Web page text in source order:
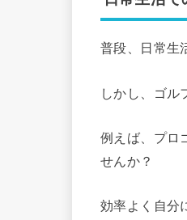
普段、日常生
しかし、ゴル
例えば、プロ
せんか？
効率よく自分